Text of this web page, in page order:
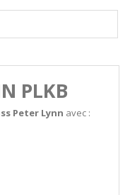
PLKB
Peter Lynn avec :